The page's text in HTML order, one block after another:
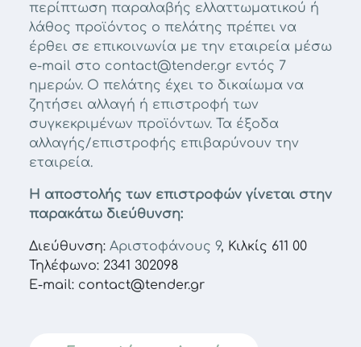
περίπτωση παραλαβής ελλαττωματικού ή
λάθος προϊόντος ο πελάτης πρέπει να
έρθει σε επικοινωνία με την εταιρεία μέσω
e-mail στο contact@tender.gr εντός 7
ημερών. Ο πελάτης έχει το δικαίωμα να
ζητήσει αλλαγή ή επιστροφή των
συγκεκριμένων προϊόντων. Τα έξοδα
αλλαγής/επιστροφής επιβαρύνουν την
εταιρεία.
Η αποστολής των επιστροφών γίνεται στην
παρακάτω διεύθυνση:
Διεύθυνση: Αριστοφάνους 9, Κιλκίς 611 00
Τηλέφωνο: 2341 302098
E-mail: contact@tender.gr